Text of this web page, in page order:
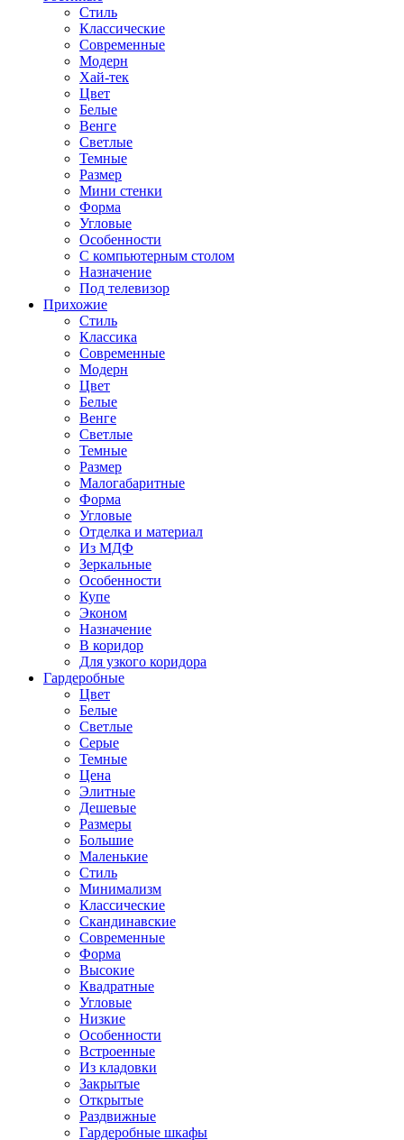
Стиль
Классические
Современные
Модерн
Хай-тек
Цвет
Белые
Венге
Светлые
Темные
Размер
Мини стенки
Форма
Угловые
Особенности
С компьютерным столом
Назначение
Под телевизор
Прихожие
Стиль
Классика
Современные
Модерн
Цвет
Белые
Венге
Светлые
Темные
Размер
Малогабаритные
Форма
Угловые
Отделка и материал
Из МДФ
Зеркальные
Особенности
Купе
Эконом
Назначение
В коридор
Для узкого коридора
Гардеробные
Цвет
Белые
Светлые
Серые
Темные
Цена
Элитные
Дешевые
Размеры
Большие
Маленькие
Стиль
Минимализм
Классические
Скандинавские
Современные
Форма
Высокие
Квадратные
Угловые
Низкие
Особенности
Встроенные
Из кладовки
Закрытые
Открытые
Раздвижные
Гардеробные шкафы